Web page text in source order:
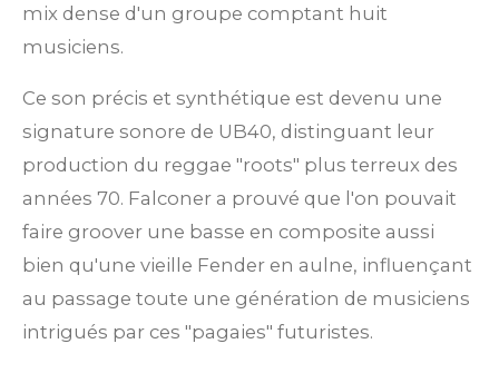
mix dense d'un groupe comptant huit
musiciens.
Ce son précis et synthétique est devenu une
signature sonore de UB40, distinguant leur
production du reggae "roots" plus terreux des
années 70. Falconer a prouvé que l'on pouvait
faire groover une basse en composite aussi
bien qu'une vieille Fender en aulne, influençant
au passage toute une génération de musiciens
intrigués par ces "pagaies" futuristes.